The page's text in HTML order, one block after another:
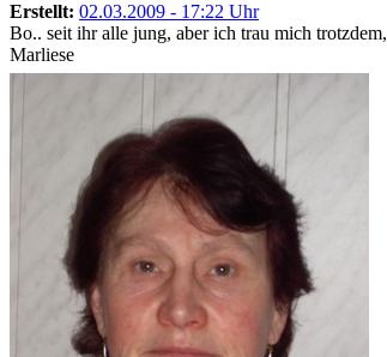
Erstellt: 02.03.2009 - 17:22 Uhr
Bo.. seit ihr alle jung, aber ich trau mich trotzdem,
Marliese